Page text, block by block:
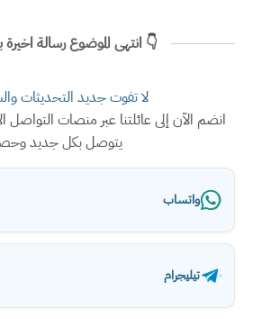
👇 انتهى الموضوع رسالة
لا تفوت جديد التحديثات
انضم الآن إلى عائلتنا عبر منصات
يتوصل بكل جديد
واتساب
تيليجرام